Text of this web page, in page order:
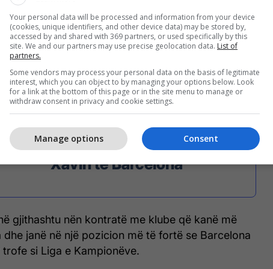
një pagë të madhe. Kjo do të pengojë
të ri të kthejë problemet e tyre dhe është një
në Xavin.
Pesë lojtarë largohen dhe
e Kloppit nëse zëvendëson
Xavin te Barcelona
gjithashtu nën kontratë me klube që kanë më
dhe janë në një pozicion më të fortë se Barcelona
si Liga e Kampionëve.
Your personal data will be processed and information from your device
(cookies, unique identifiers, and other device data) may be stored by,
accessed by and shared with 369 partners, or used specifically by this
site. We and our partners may use precise geolocation data. List of
partners.
Some vendors may process your personal data on the basis of legitimate
interest, which you can object to by managing your options below. Look
for a link at the bottom of this page or in the site menu to manage or
withdraw consent in privacy and cookie settings.
Consent
Manage options